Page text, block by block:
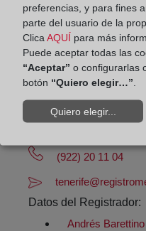
Horario:
De lunes a viernes
Agosto: De lunes a
Los días 24 y 31 de
(922) 20 11 04
Datos del Registrador:
Andrés
preferencias, y para fines
parte del usuario de la
Clica AQUÍ para más
Puede aceptar todas las
“Aceptar” o configurarlas
botón “Quiero elegir…”
Quiero elegir...